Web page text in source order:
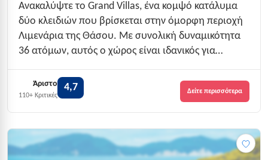
Ανακαλύψτε το Grand Villas, ένα κομψό κατάλυμα
δύο κλειδιών που βρίσκεται στην όμορφη περιοχή
Λιμενάρια της Θάσου. Με συνολική δυναμικότητα
36 ατόμων, αυτός ο χώρος είναι ιδανικός για
και προσιτή διαμονή. Η τοποθεσία του προσφέρει
εύκολη πρόσβαση στις παραλίες και τα αξι...
Άριστο
110+ Κριτικές
4,7 Δείτε περισσότερα